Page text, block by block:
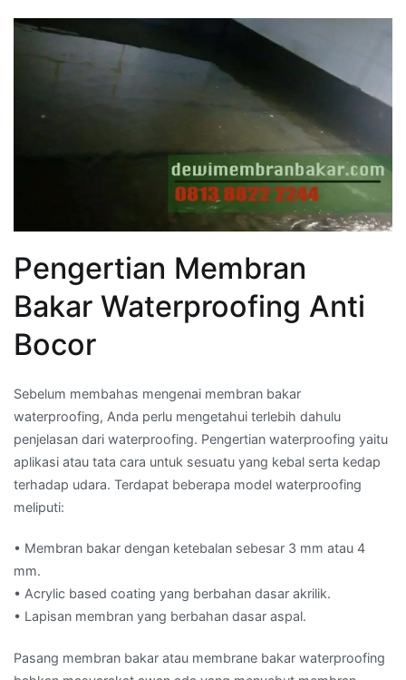
Pengertian Membran
Bakar Waterproofing Anti
Bocor
Sebelum membahas mengenai membran bakar
waterproofing, Anda perlu mengetahui terlebih dahulu
penjelasan dari waterproofing. Pengertian waterproofing yaitu
aplikasi atau tata cara untuk sesuatu yang kebal serta kedap
terhadap udara. Terdapat beberapa model waterproofing
meliputi:
• Membran bakar dengan ketebalan sebesar 3 mm atau 4
mm.
• Acrylic based coating yang berbahan dasar akrilik.
• Lapisan membran yang berbahan dasar aspal.
Pasang membran bakar atau membrane bakar waterproofing